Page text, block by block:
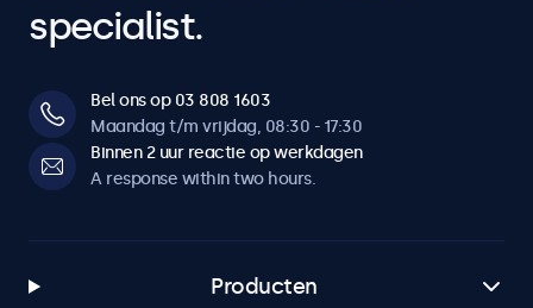
specialist.
Bel ons op 03 808 1603
Maandag t/m vrijdag, 08:30 - 17:30
Binnen 2 uur reactie op werkdagen
A response within two hours.
Producten